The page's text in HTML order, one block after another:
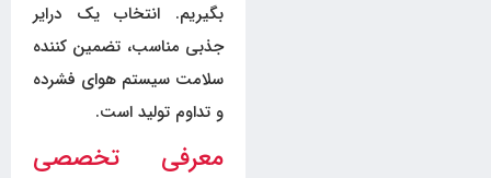
بگیریم. انتخاب یک درایر
جذبی مناسب، تضمین کننده
سلامت سیستم هوای فشرده
و تداوم تولید است.
معرفی تخصصی